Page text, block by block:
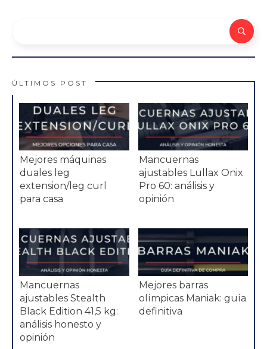
ÚLTIMOS POST
Mejores máquinas
duales leg
extension/leg curl
para casa
Mancuernas
ajustables Lullax Onix
Pro 60: análisis y
opinión
Mancuernas
ajustables Stealth
Black Edition 41,5 kg:
análisis honesto y
opinión
Mejores barras
olímpicas Maniak: guía
definitiva